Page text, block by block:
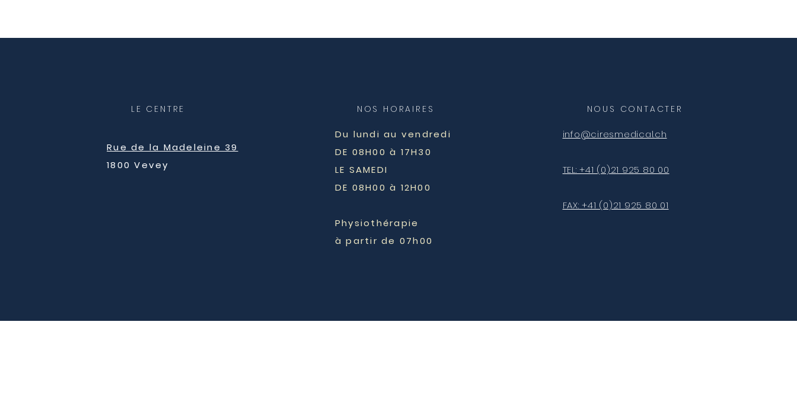
LE CENTRE
Rue de la Madeleine 39
1800 Vevey
NOS HORAIRES
Du lundi au vendredi
DE 08H00 à 17H30
LE SAMEDI
DE 08H00 à 12H00
Physiothérapie
à partir de 07h00
NOUS CONTACTER
info@ciresmedical.ch
TEL: +41 (0)21 925 80 00
FAX: +41 (0)21 925 80 01